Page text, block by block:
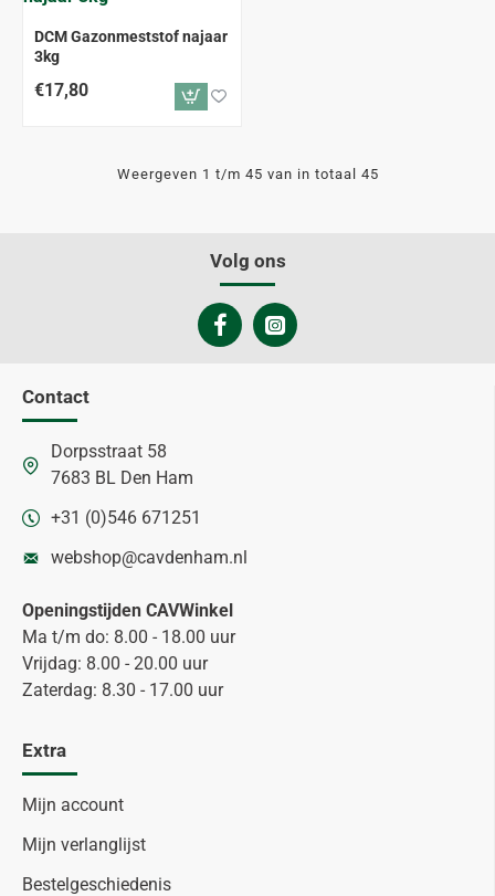
DCM Gazonmeststof najaar
3kg
€17,80
Weergeven 1 t/m 45 van in totaal 45
Volg ons
Contact
Dorpsstraat 58
7683 BL Den Ham
+31 (0)546 671251
webshop@cavdenham.nl
Openingstijden CAVWinkel
Ma t/m do: 8.00 - 18.00 uur
Vrijdag: 8.00 - 20.00 uur
Zaterdag: 8.30 - 17.00 uur
Extra
Mijn account
Mijn verlanglijst
Bestelgeschiedenis